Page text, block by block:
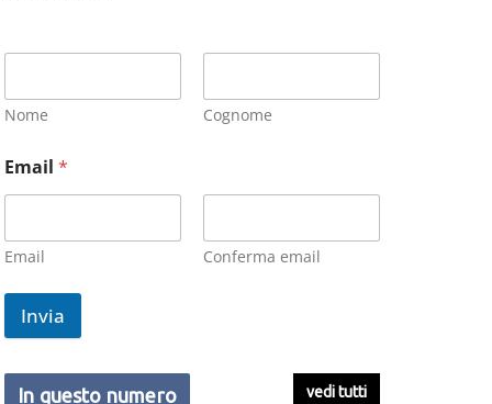
Nome Cognome
Email *
Email Conferma email
Invia
In questo numero vedi tutti